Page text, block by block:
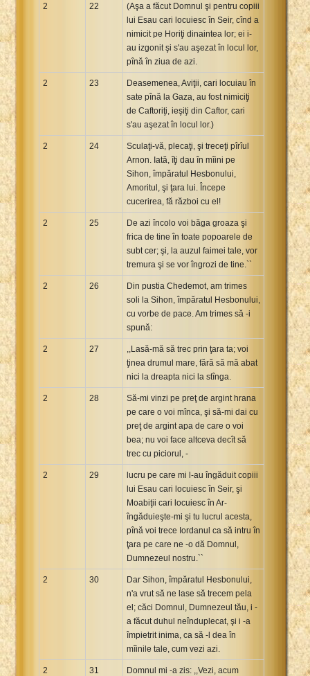
2 22
(Aşa a făcut Domnul şi pentru copiii
lui Esau cari locuiesc în Seir, cînd a
nimicit pe Horiţi dinaintea lor; ei i-
au izgonit şi s'au aşezat în locul lor,
pînă în ziua de azi.
2 23
Deasemenea, Aviţii, cari locuiau în
sate pînă la Gaza, au fost nimiciţi
de Caftoriţi, ieşiţi din Caftor, cari
s'au aşezat în locul lor.)
2 24
Sculaţi-vă, plecaţi, şi treceţi pîrîul
Arnon. Iată, îţi dau în mîini pe
Sihon, împăratul Hesbonului,
Amoritul, şi ţara lui. Începe
cucerirea, fă război cu el!
2 25
De azi încolo voi băga groaza şi
frica de tine în toate popoarele de
subt cer; şi, la auzul faimei tale, vor
tremura şi se vor îngrozi de tine.``
2 26
Din pustia Chedemot, am trimes
soli la Sihon, împăratul Hesbonului,
cu vorbe de pace. Am trimes să -i
spună:
2 27
,,Lasă-mă să trec prin ţara ta; voi
ţinea drumul mare, fără să mă abat
nici la dreapta nici la stînga.
2 28
Să-mi vinzi pe preţ de argint hrana
pe care o voi mînca, şi să-mi dai cu
preţ de argint apa de care o voi
bea; nu voi face altceva decît să
trec cu piciorul, -
2 29
lucru pe care mi l-au îngăduit copiii
lui Esau cari locuiesc în Seir, şi
Moabiţii cari locuiesc în Ar-
îngăduieşte-mi şi tu lucrul acesta,
pînă voi trece Iordanul ca să intru în
ţara pe care ne -o dă Domnul,
Dumnezeul nostru.``
2 30
Dar Sihon, împăratul Hesbonului,
n'a vrut să ne lase să trecem pela
el; căci Domnul, Dumnezeul tău, i -
a făcut duhul neînduplecat, şi i -a
împietrit inima, ca să -l dea în
mîinile tale, cum vezi azi.
2 31
Domnul mi -a zis: ,,Vezi, acum